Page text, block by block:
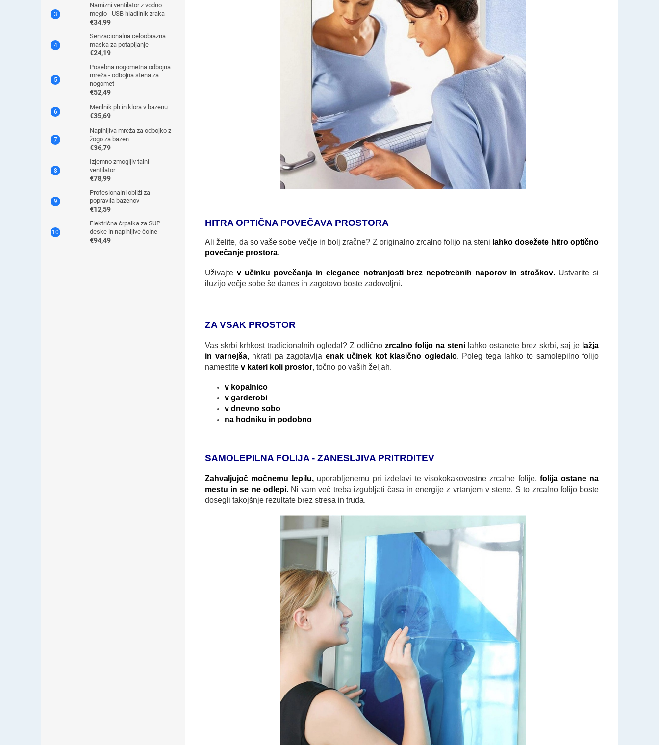
Namizni ventilator z vodno
meglo - USB hladilnik zraka
€34,99
Senzacionalna celoobrazna
maska ​​za potapljanje
€24,19
Posebna nogometna odbojna
mreža - odbojna stena za
nogomet
€52,49
Merilnik ph in klora v bazenu
€35,69
Napihljiva mreža za odbojko z
žogo za bazen
€36,79
Izjemno zmogljiv talni
ventilator
€78,99
Profesionalni obliži za
popravila bazenov
€12,59
Električna črpalka za SUP
deske in napihljive čolne
€94,49
HITRA OPTIČNA POVEČAVA PROSTORA
Ali želite, da so vaše sobe večje in bolj zračne? Z originalno zrcalno folijo na steni lahko dosežete hitro optično
povečanje prostora.
Uživajte v učinku povečanja in elegance notranjosti brez nepotrebnih naporov in stroškov. Ustvarite si
iluzijo večje sobe še danes in zagotovo boste zadovoljni.
ZA VSAK PROSTOR
Vas skrbi krhkost tradicionalnih ogledal? Z odlično zrcalno folijo na steni lahko ostanete brez skrbi, saj je lažja
in varnejša, hkrati pa zagotavlja enak učinek kot klasično ogledalo. Poleg tega lahko to samolepilno folijo
namestite v kateri koli prostor, točno po vaših željah.
v kopalnico
v garderobi
v dnevno sobo
na hodniku in podobno
SAMOLEPILNA FOLIJA - ZANESLJIVA PRITRDITEV
Zahvaljujoč močnemu lepilu, uporabljenemu pri izdelavi te visokokakovostne zrcalne folije,folija ostane na
mestu in se ne odlepi. Ni vam več treba izgubljati časa in energije z vrtanjem v stene. S to zrcalno folijo boste
dosegli takojšnje rezultate brez stresa in truda.